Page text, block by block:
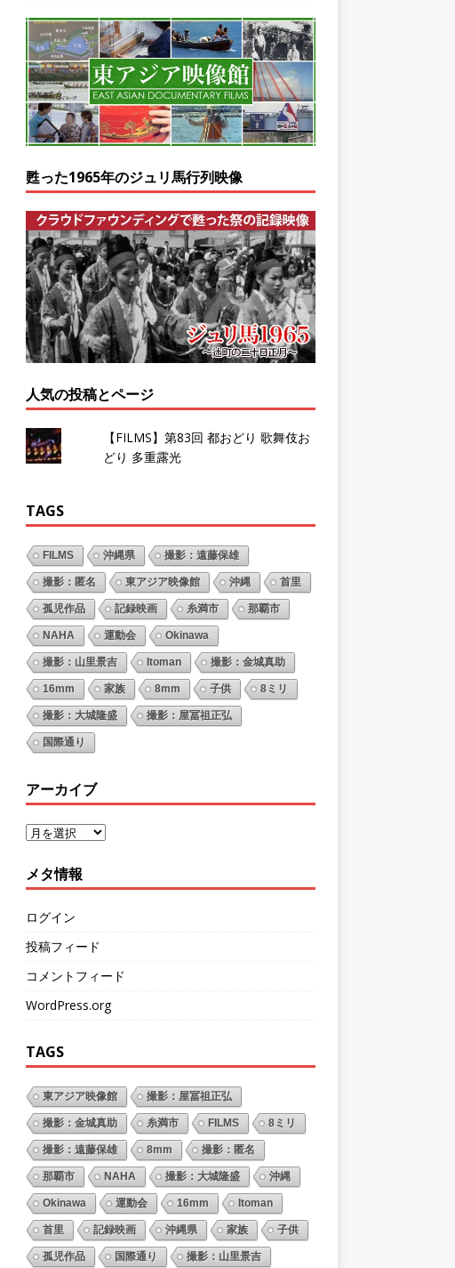
甦った1965年のジュリ馬行列映像
人気の投稿とページ
【FILMS】第83回 都おどり 歌舞伎お
どり 多重露光
TAGS
FILMS 沖縄県 撮影：遠藤保雄
撮影：匿名 東アジア映像館 沖縄 首里
孤児作品 記録映画 糸満市 那覇市
NAHA 運動会 Okinawa
撮影：山里景吉 Itoman 撮影：金城真助
16mm 家族 8mm 子供 8ミリ
撮影：大城隆盛 撮影：屋冨祖正弘
国際通り
アーカイブ
メタ情報
ログイン
投稿フィード
コメントフィード
WordPress.org
TAGS
東アジア映像館 撮影：屋冨祖正弘
撮影：金城真助 糸満市 FILMS 8ミリ
撮影：遠藤保雄 8mm 撮影：匿名
那覇市 NAHA 撮影：大城隆盛 沖縄
Okinawa 運動会 16mm Itoman
首里 記録映画 沖縄県 家族 子供
孤児作品 国際通り 撮影：山里景吉